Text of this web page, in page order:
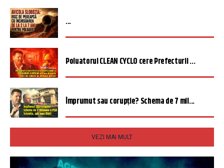
...
Poluatorul CLEAN CYCLO cere Prefecturii ...
Împrumut sau corupție? Schema de 7 mil...
VEZI MAI MULT